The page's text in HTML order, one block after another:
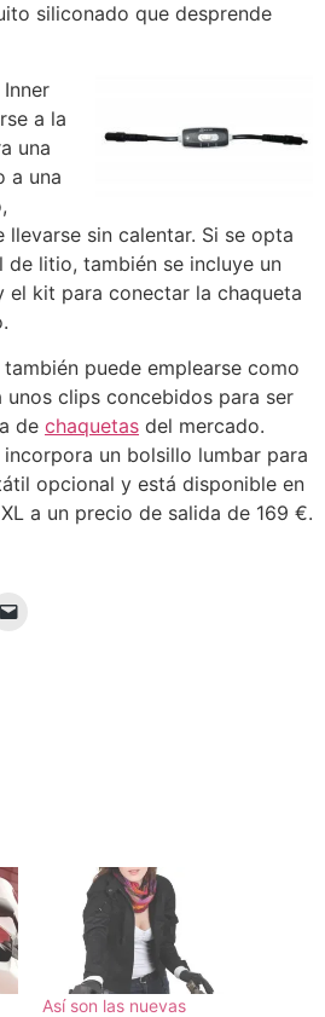
siliconado que desprende
a la
una
a una
llevarse sin calentar. Si se opta
litio, también se incluye un
el kit para conectar la chaqueta
puede emplearse como
clips concebidos para ser
de chaquetas del mercado.
un bolsillo lumbar para
opcional y está disponible en
a un precio de salida de 169 €.
Así son las nuevas